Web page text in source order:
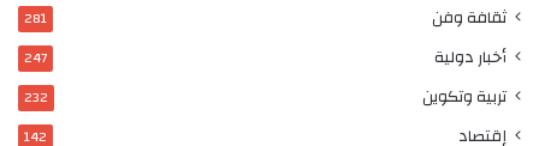
ثقافة وفن 281
أخبار دولية 247
تربية وتكوين 232
إقتصاد 142